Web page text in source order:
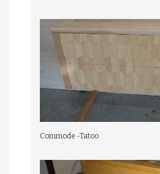
Commode -Tatoo